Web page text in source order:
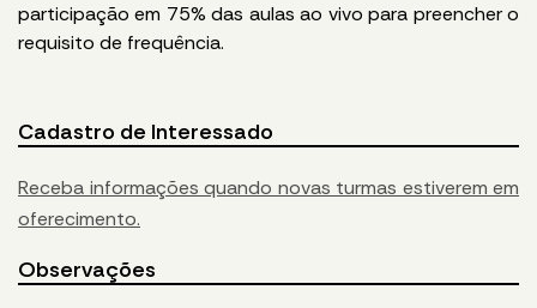
participação em 75% das aulas ao vivo para preencher o
requisito de frequência.
Cadastro de Interessado
Receba informações quando novas turmas estiverem em
oferecimento.
Observações